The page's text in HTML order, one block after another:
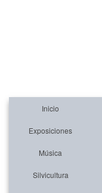
Inicio
Exposiciones
Música
Silvicultura